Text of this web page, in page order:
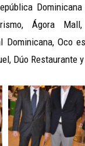
Ágora Mall,
Dominicana, Oco
Dúo Restaurante